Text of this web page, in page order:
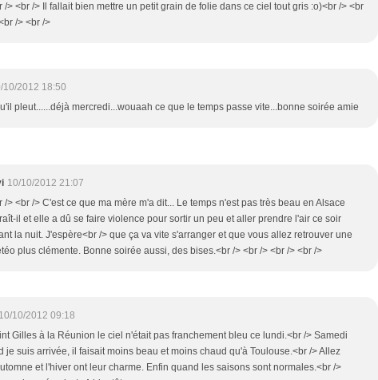
/> <br /> Il fallait bien mettre un petit grain de folie dans ce ciel tout gris :o)<br /> <br
/> <br />
10/2012 18:50
pleut......déjà mercredi...wouaah ce que le temps passe vite...bonne soirée amie
10/10/2012 21:07
/> <br /> C'est ce que ma mère m'a dit... Le temps n'est pas très beau en Alsace
il et elle a dû se faire violence pour sortir un peu et aller prendre l'air ce soir
la nuit. J'espère<br /> que ça va vite s'arranger et que vous allez retrouver une
plus clémente. Bonne soirée aussi, des bises.<br /> <br /> <br /> <br />
10/10/2012 09:18
Gilles à la Réunion le ciel n'était pas franchement bleu ce lundi.<br /> Samedi
je suis arrivée, il faisait moins beau et moins chaud qu'à Toulouse.<br /> Allez
et l'hiver ont leur charme. Enfin quand les saisons sont normales.<br />